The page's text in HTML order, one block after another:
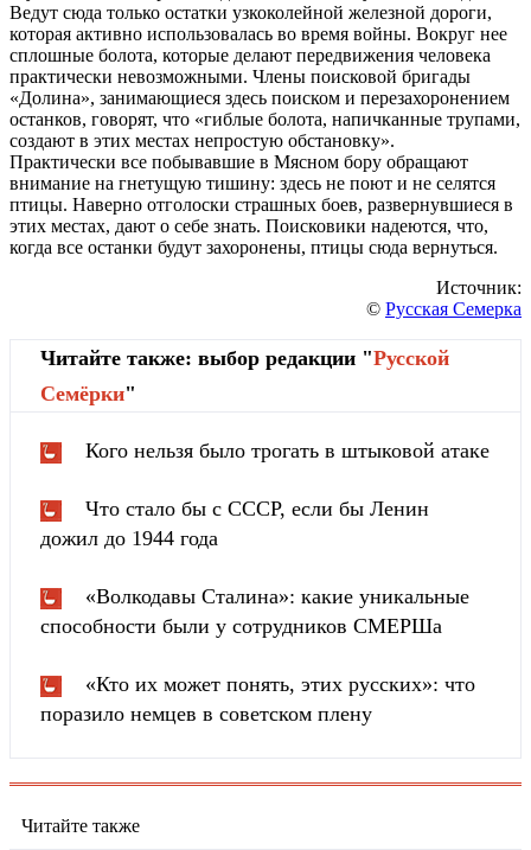
Ведут сюда только остатки узкоколейной железной дороги,
которая активно использовалась во время войны. Вокруг нее
сплошные болота, которые делают передвижения человека
практически невозможными. Члены поисковой бригады
«Долина», занимающиеся здесь поиском и перезахоронением
останков, говорят, что «гиблые болота, напичканные трупами,
создают в этих местах непростую обстановку».
Практически все побывавшие в Мясном бору обращают
внимание на гнетущую тишину: здесь не поют и не селятся
птицы. Наверно отголоски страшных боев, развернувшиеся в
этих местах, дают о себе знать. Поисковики надеются, что,
когда все останки будут захоронены, птицы сюда вернуться.
Источник:
© Русская Семерка
Читайте также: выбор редакции "Русской
Cемёрки"
Кого нельзя было трогать в штыковой атаке
Что стало бы с СССР, если бы Ленин
дожил до 1944 года
«Волкодавы Сталина»: какие уникальные
способности были у сотрудников СМЕРШа
«Кто их может понять, этих русских»: что
поразило немцев в советском плену
Читайте также